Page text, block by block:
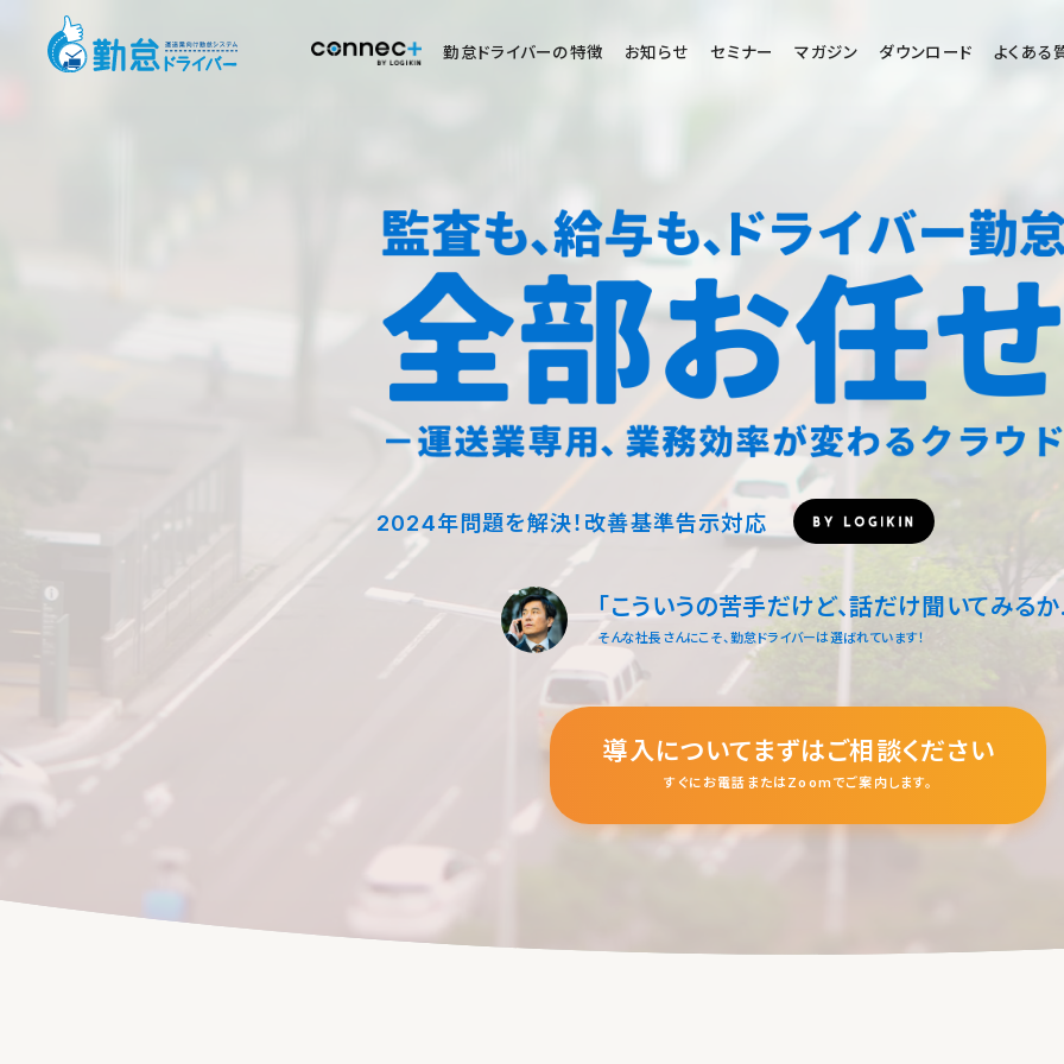
勤怠ドライバーの特徴 お知らせ セミナー マガジン ダウンロード よくある
2024年問題を解決！改善基準告示対応
「こういうの苦手だけど、話だけ聞いてみるか
そんな社長さんにこそ、勤怠ドライバーは選ばれています！
導入についてまずはご相談ください
すぐにお電話またはZoomでご案内します。